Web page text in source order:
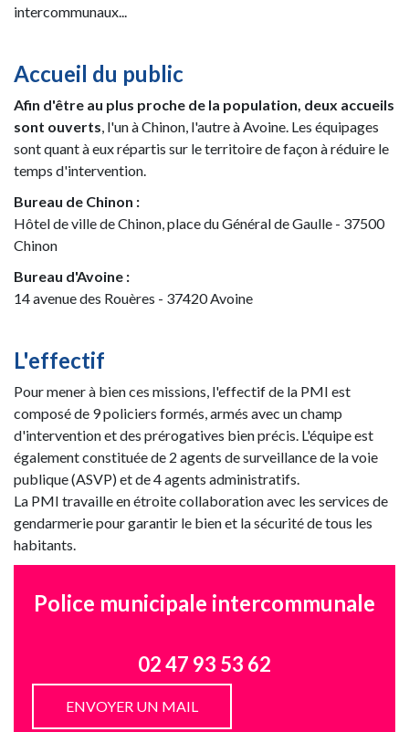
intercommunaux...
Accueil du public
Afin d'être au plus proche de la population, deux accueils
sont ouverts, l'un à Chinon, l'autre à Avoine. Les équipages
sont quant à eux répartis sur le territoire de façon à réduire le
temps d'intervention.
Bureau de Chinon :
Hôtel de ville de Chinon, place du Général de Gaulle - 37500
Chinon
Bureau d'Avoine :
14 avenue des Rouères - 37420 Avoine
L'effectif
Pour mener à bien ces missions, l'effectif de la PMI est
composé de 9 policiers formés, armés avec un champ
d'intervention et des prérogatives bien précis. L'équipe est
également constituée de 2 agents de surveillance de la voie
publique (ASVP) et de 4 agents administratifs.
La PMI travaille en étroite collaboration avec les services de
gendarmerie pour garantir le bien et la sécurité de tous les
habitants.
Police municipale intercommunale
02 47 93 53 62
ENVOYER UN MAIL